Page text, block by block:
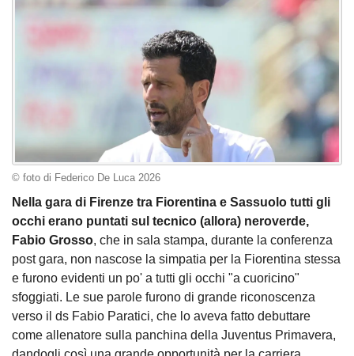
© foto di Federico De Luca 2026
Nella gara di Firenze tra Fiorentina e Sassuolo tutti gli
occhi erano puntati sul tecnico (allora) neroverde,
Fabio Grosso, che in sala stampa, durante la conferenza
post gara, non nascose la simpatia per la Fiorentina stessa
e furono evidenti un po' a tutti gli occhi "a cuoricino"
sfoggiati. Le sue parole furono di grande riconoscenza
verso il ds Fabio Paratici, che lo aveva fatto debuttare
come allenatore sulla panchina della Juventus Primavera,